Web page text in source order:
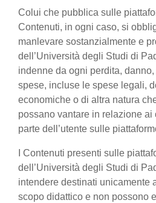
Colui che pubblica sulle
Contenuti, in ogni caso, si
manlevare sostanzialmente e
dell’Università degli Studi di
indenne da ogni perdita,
spese, incluse le spese legali,
economiche o di altra natura
possano vantare in relazione
parte dell’utente sulle
I Contenuti presenti sulle
dell’Università degli Studi di
intendere destinati unicamente
scopo didattico e non possono